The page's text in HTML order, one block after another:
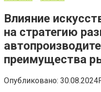
Влияние
на стратегию
преимущества
Опубликовано: 30.08.2024